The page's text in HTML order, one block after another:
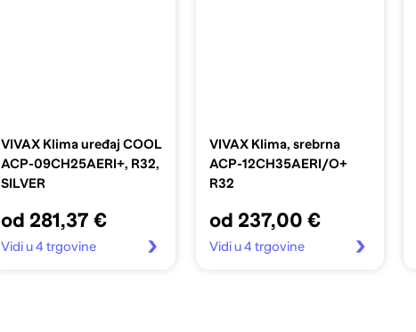
VIVAX Klima uređaj COOL
ACP-09CH25AERI+, R32,
SILVER
od 281,37 €
Vidi u 4 trgovine
VIVAX Klima, srebrna
ACP-12CH35AERI/O+
R32
od 237,00 €
Vidi u 4 trgovine